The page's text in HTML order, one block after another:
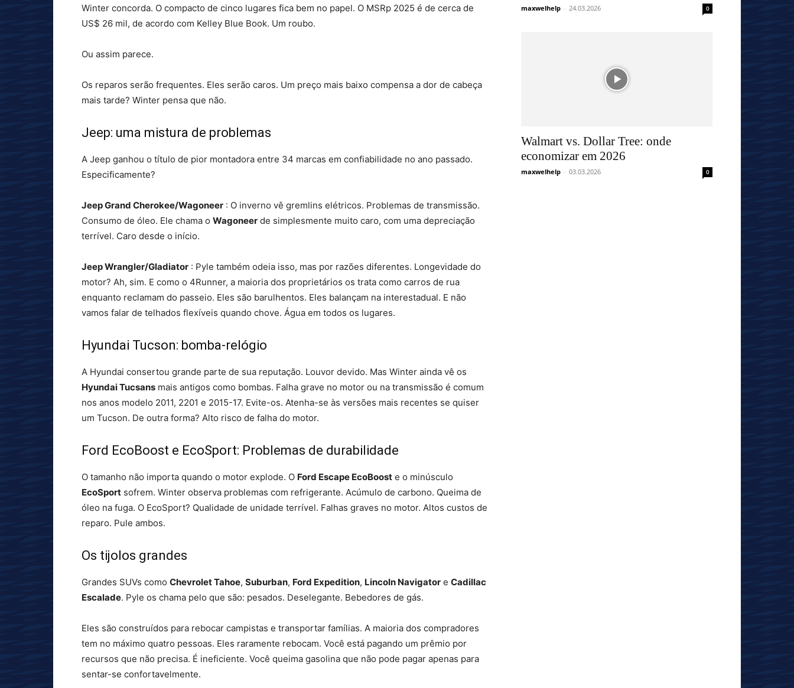
Winter concorda. O compacto de cinco lugares fica bem no papel. O MSRp 2025 é de cerca de
US$ 26 mil, de acordo com Kelley Blue Book. Um roubo.
Ou assim parece.
Os reparos serão frequentes. Eles serão caros. Um preço mais baixo compensa a dor de cabeça
mais tarde? Winter pensa que não.
Jeep: uma mistura de problemas
A Jeep ganhou o título de pior montadora entre 34 marcas em confiabilidade no ano passado.
Especificamente?
Jeep Grand Cherokee/Wagoneer : O inverno vê gremlins elétricos. Problemas de transmissão.
Consumo de óleo. Ele chama o Wagoneer de simplesmente muito caro, com uma depreciação
terrível. Caro desde o início.
Jeep Wrangler/Gladiator : Pyle também odeia isso, mas por razões diferentes. Longevidade do
motor? Ah, sim. E como o 4Runner, a maioria dos proprietários os trata como carros de rua
enquanto reclamam do passeio. Eles são barulhentos. Eles balançam na interestadual. E não
vamos falar de telhados flexíveis quando chove. Água em todos os lugares.
Hyundai Tucson: bomba-relógio
A Hyundai consertou grande parte de sua reputação. Louvor devido. Mas Winter ainda vê os
Hyundai Tucsans mais antigos como bombas. Falha grave no motor ou na transmissão é comum
nos anos modelo 2011, 2201 e 2015-17. Evite-os. Atenha-se às versões mais recentes se quiser
um Tucson. De outra forma? Alto risco de falha do motor.
Ford EcoBoost e EcoSport: Problemas de durabilidade
O tamanho não importa quando o motor explode. O Ford Escape EcoBoost e o minúsculo
EcoSport sofrem. Winter observa problemas com refrigerante. Acúmulo de carbono. Queima de
óleo na fuga. O EcoSport? Qualidade de unidade terrível. Falhas graves no motor. Altos custos de
reparo. Pule ambos.
Os tijolos grandes
Grandes SUVs como Chevrolet Tahoe, Suburban, Ford Expedition, Lincoln Navigator e Cadillac
Escalade. Pyle os chama pelo que são: pesados. Deselegante. Bebedores de gás.
Eles são construídos para rebocar campistas e transportar famílias. A maioria dos compradores
tem no máximo quatro pessoas. Eles raramente rebocam. Você está pagando um prêmio por
recursos que não precisa. É ineficiente. Você queima gasolina que não pode pagar apenas para
sentar-se confortavelmente.
maxwelhelp - 24.03.2026 0
Walmart vs. Dollar Tree: onde
economizar em 2026
maxwelhelp - 03.03.2026 0